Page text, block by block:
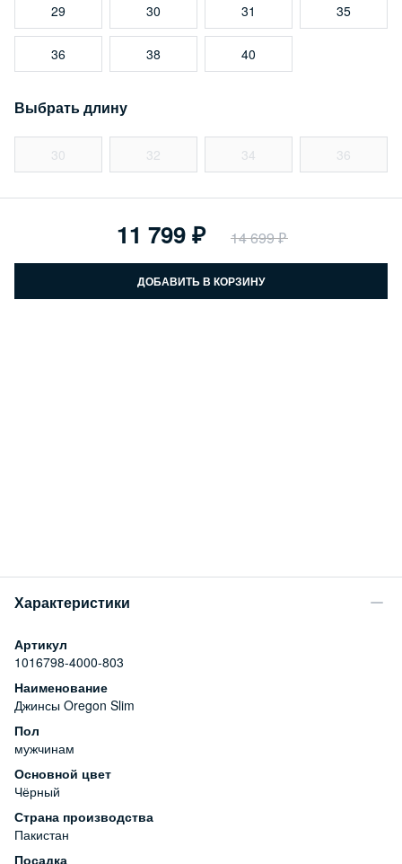
29 30 31 35
36 38 40
Выбрать длину
30 32 34 36
ДОБАВИТЬ В КОРЗИНУ
11 799 14 699
Характеристики
Артикул
1016798-4000-803
Наименование
Джинсы Oregon Slim
Пол
мужчинам
Основной цвет
Чёрный
Страна производства
Пакистан
Посадка